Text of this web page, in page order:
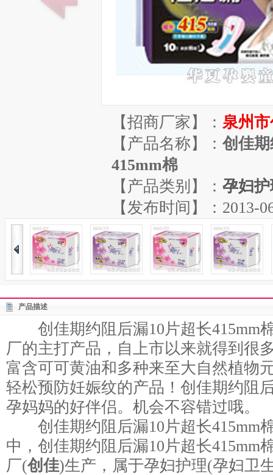
【招商厂家】： 泉州
【产品名称】： 创佳
415mm棉
【产品类别】： 孕妇
【发布时间】：2013-
产品描述
创佳期约阻后漏10片超长415mm
厂的主打产品，自上市以来就得到很
富含可可黄油和多种来至大自然植物
轻松预防妊娠纹的产品！创佳期约阻
孕妈妈的好伴侣。机会不容错过哦。
创佳期约阻后漏10片超长415mm
中，创佳期约阻后漏10片超长415mm
厂(创佳)生产，属于孕妇护理(孕妇卫